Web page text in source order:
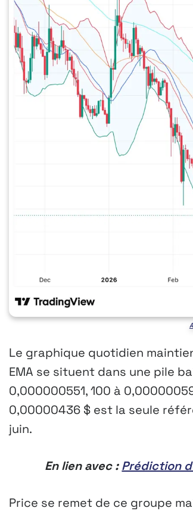
Le graphique quotidien
EMA se situent dans une pile
0,000000551, 100 à
0,00000436 $ est la seule
juin.
En lien avec :Prédiction
Price se remet de ce groupe